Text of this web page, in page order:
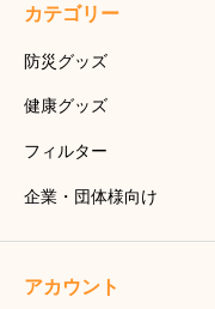
カテゴリー
防災グッズ
健康グッズ
フィルター
企業・団体様向け
アカウント